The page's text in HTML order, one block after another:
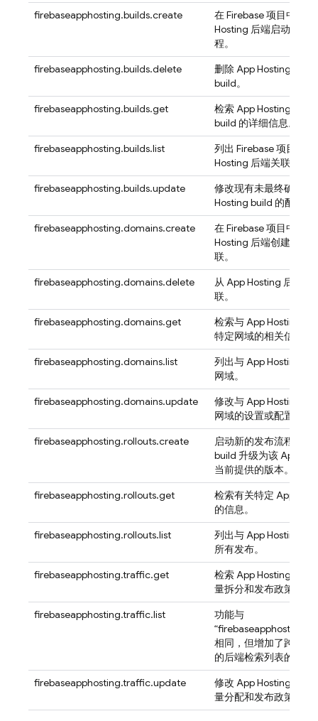
firebaseapphosting.builds.create
在 Firebase 项目中为
Hosting 后端启动新的
程。
firebaseapphosting.builds.delete
删除 App Hosting
build。
firebaseapphosting.builds.get
检索App Hosting
build 的详细信息。
firebaseapphosting.builds.list
列出 Firebase 项目中与
Hosting 后端关联的所
firebaseapphosting.builds.update
修改现有未最终确定的
Hosting build 的配置。
firebaseapphosting.domains.create
在 Firebase 项目中为
Hosting 后端创建新的
联。
firebaseapphosting.domains.delete
从 App Hosting 后端移
联。
firebaseapphosting.domains.get
检索与App Hosting
特定网域的相关信息。
firebaseapphosting.domains.list
列出与App Hosting
网域。
firebaseapphosting.domains.update
修改与App Hosting
网域的设置或配置。
firebaseapphosting.rollouts.create
启动新的发布流程，将
build 升级为该App
当前提供的版本。
firebaseapphosting.rollouts.get
检索有关特定 App
的信息。
firebaseapphosting.rollouts.list
列出与App Hosting
所有发布。
firebaseapphosting.traffic.get
检索App Hosting
量拆分和发布政策。
firebaseapphosting.traffic.list
功能与
相同，但增加了跨您拥
的后端检索列表的功能
firebaseapphosting.traffic.update
修改 App Hosting
量分配和发布政策。